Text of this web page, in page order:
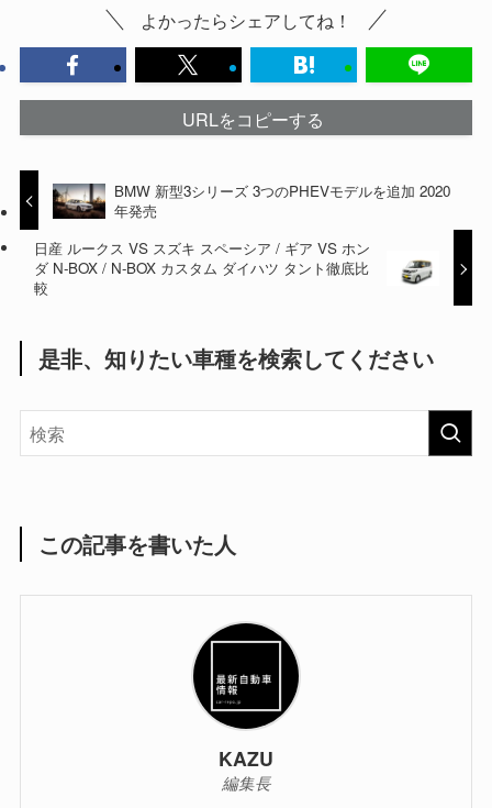
よかったらシェアしてね！
URLをコピーする
BMW 新型3シリーズ 3つのPHEVモデルを追加 2020
年発売
日産 ルークス VS スズキ スペーシア / ギア VS ホン
ダ N-BOX / N-BOX カスタム ダイハツ タント徹底比
較
是非、知りたい車種を検索してください
この記事を書いた人
KAZU
編集長